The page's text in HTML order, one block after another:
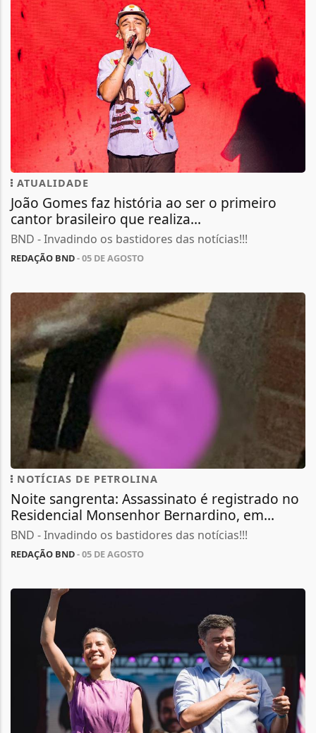
ATUALIDADE
João Gomes faz história ao ser o primeiro
cantor brasileiro que realiza...
BND - Invadindo os bastidores das notícias!!!
REDAÇÃO BND- 05 DE AGOSTO
NOTÍCIAS DE PETROLINA
Noite sangrenta: Assassinato é registrado no
Residencial Monsenhor Bernardino, em...
BND - Invadindo os bastidores das notícias!!!
REDAÇÃO BND- 05 DE AGOSTO